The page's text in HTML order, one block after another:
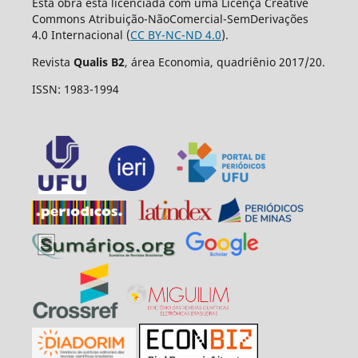
Commons Atribuição-NãoComercial-SemDerivações
4.0 Internacional (CC BY-NC-ND 4.0).
Revista Qualis B2, área Economia, quadriênio 2017/20.
ISSN: 1983-1994